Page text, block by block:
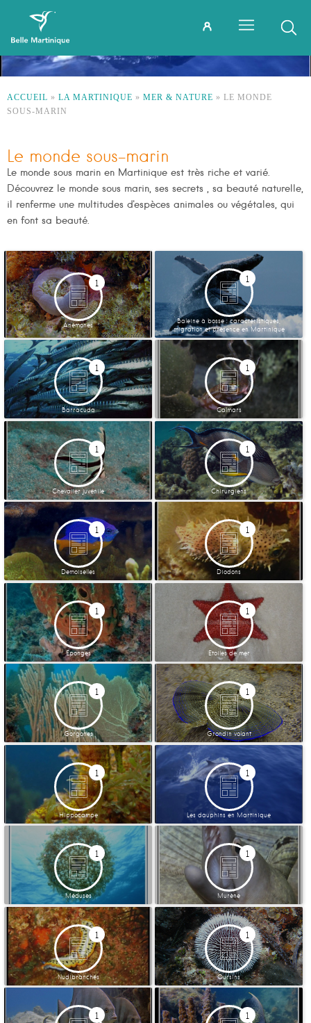
ACCUEIL » LA MARTINIQUE » MER & NATURE » LE MONDE
SOUS-MARIN
Le monde sous-marin
Le monde sous marin en Martinique est très riche et varié.
Découvrez le monde sous marin, ses secrets , sa beauté naturelle,
il renferme une multitudes d'espèces animales ou végétales, qui
en font sa beauté.
1
Anémones
1
Baleine à bosse : caractéristiques,
migration et présence en Martinique
1
Barracuda
1
Calmars
1
Chevalier juvénile
1
Chirurgiens
1
Demoiselles
1
Diodons
1
Éponges
1
Etoiles de mer
1
Gorgones
1
Grondin volant
1
Hippocampe
1
Les dauphins en Martinique
1
Méduses
1
Murène
1
Nudibranches
1
Oursins
1 1